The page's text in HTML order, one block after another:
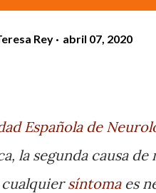
Rey abril 07, 2020
Española de
la segunda causa
cualquiersíntomaes